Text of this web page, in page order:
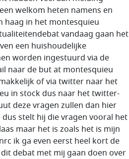
welkom heten namens en
in het montesquieu
vandaag gaan het
een huishoudelijke
worden ingestuurd via de
naar de but at montesquieu
of via twitter naar het
in stock dus naar het twitter-
deze vragen zullen dan hier
stelt hij die vragen vooral het
maar het is zoals het is mijn
ik ga even eerst heel kort de
debat met mij gaan doen over